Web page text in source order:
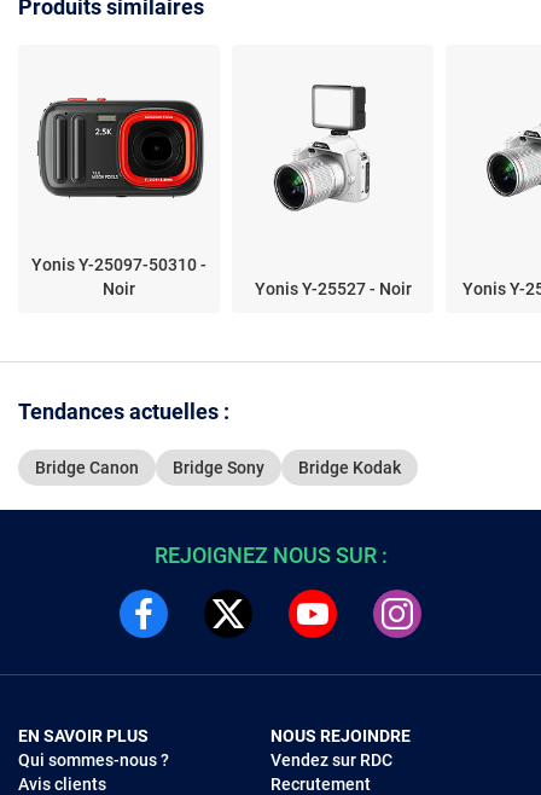
Produits similaires
Yonis Y-25097-50310 -
Noir
Yonis Y-25527 - Noir Yonis Y-
Tendances actuelles :
Bridge Canon Bridge Sony Bridge Kodak
REJOIGNEZ NOUS SUR :
EN SAVOIR PLUS
Qui sommes-nous ?
Avis clients
NOUS REJOINDRE
Vendez sur RDC
Recrutement